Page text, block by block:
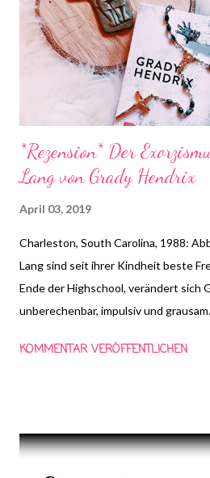
farbliche Anpassung auf euren Blog
aber in seinen Bestandteilen nicht
*Rezension* Der
Lang von Grady Hendrix
April 03, 2019
Charleston, South Carolina, 1988:
Lang sind seit ihrer Kindheit beste
Ende der Highschool, verändert sich
unberechenbar, impulsiv und
nehmen, scheint die Droge keine
zuerst wie die Folgen des LSD-
unheimlicher. Gretchen verändert
KOMMENTAR VERÖFFENTLICHEN